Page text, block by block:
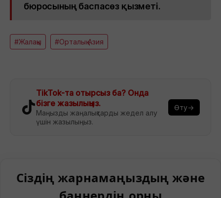
бюросының баспасөз қызметі.
#Жалақы #Орталық Азия
TikTok-та отырсыз ба? Онда
бізге жазылыңыз.
Маңызды жаңалықтарды жедел алу
үшін жазылыңыз.
Өту→
Сіздің жарнамаңыздың және